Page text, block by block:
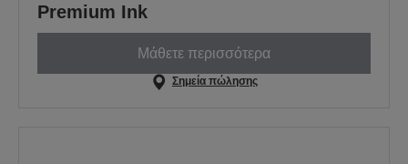
Premium Ink
Μάθετε περισσότερα
Σημεία πώλησης